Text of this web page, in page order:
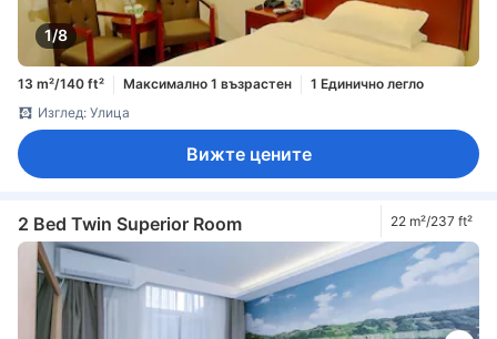
1/8
13 m²/140 ft² Максимално 1 възрастен
1 Единично легло
Изглед: Улица
Вижте цените
2 Bed Twin Superior Room 22 m²/237 ft²